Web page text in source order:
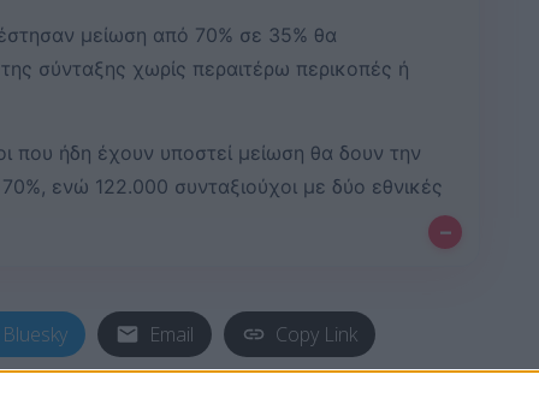
μείωση από 70% σε 35% θα
σύνταξης χωρίς περαιτέρω περικοπές ή
που ήδη έχουν υποστεί μείωση θα δουν την
ενώ 122.000 συνταξιούχοι με δύο εθνικές
–
Bluesky Email Copy Link